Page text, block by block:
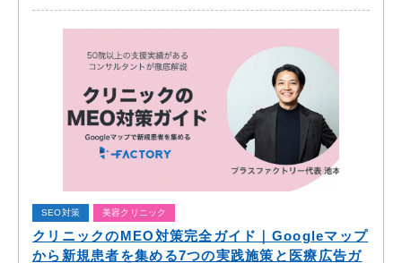
SEO対策 美容クリニック
クリニックのMEO対策完全ガイド｜Googleマップ
から新規患者を集める7つの実践施策と医療広告ガ